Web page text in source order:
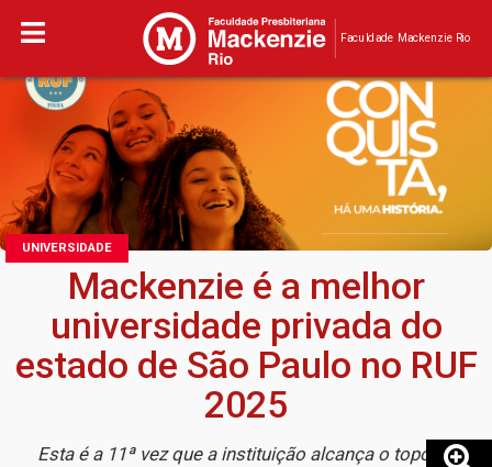
Faculdade Mackenzie Rio
UNIVERSIDADE
Mackenzie é a melhor
universidade privada do
estado de São Paulo no RUF
2025
Esta é a 11ª vez que a instituição alcança o topo no